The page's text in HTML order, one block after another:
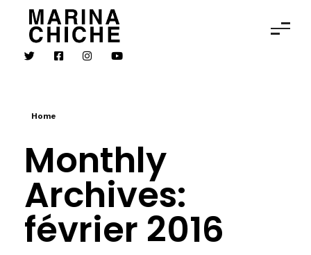
Violon
Home
Monthly
Archives:
février 2016